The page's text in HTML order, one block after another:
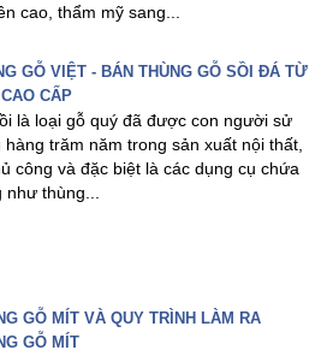
cao, thẩm mỹ sang...
GỖ VIỆT - BÁN THÙNG GỖ SỒI ĐÁ TỪ
CẤP
là loại gỗ quý đã được con người sử
hàng trăm năm trong sản xuất nội thất,
công và đặc biệt là các dụng cụ chứa
như thùng...
GỖ MÍT VÀ QUY TRÌNH LÀM RA
GỖ MÍT